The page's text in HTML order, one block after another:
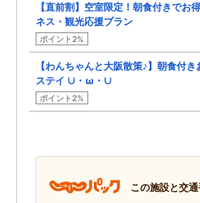
【直前割】空室限定！朝食付きでお
ネス・観光応援プラン
ポイント2%
【わんちゃんと大阪散策♪】朝食付き
ステイ ∪・ω・∪
ポイント2%
この施設と交